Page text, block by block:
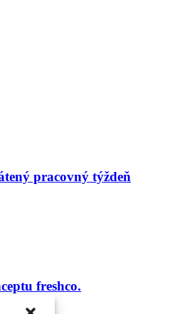
pracovný týždeň
freshco.